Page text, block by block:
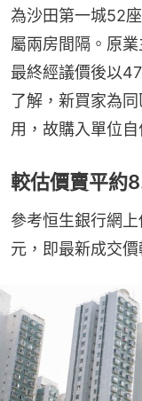
為沙田第一城52
屬兩房間隔。原
最終經議價後以
了解，新買家為
用，故購入單位自
較估價賣平約
參考恒生銀行網
元，即最新成交